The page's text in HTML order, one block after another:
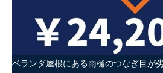
ベランダ屋根にある雨樋のつなぎ目が